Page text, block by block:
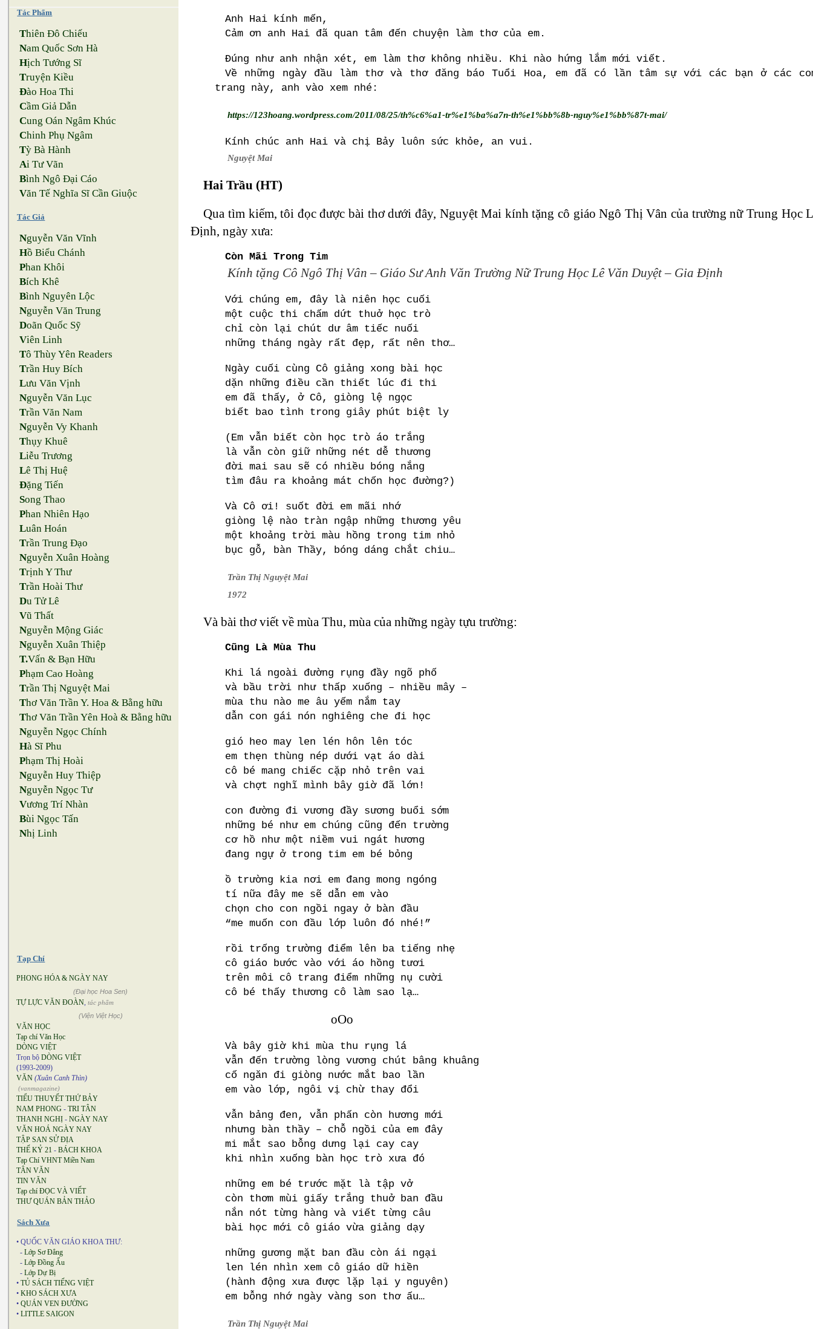
Tác Phẩm
Thiên Đô Chiếu
Nam Quốc Sơn Hà
Hịch Tướng Sĩ
Truyện Kiều
Đào Hoa Thi
Cầm Giả Dẫn
Cung Oán Ngâm Khúc
Chinh Phụ Ngâm
Tỳ Bà Hành
Ai Tư Vãn
Bình Ngô Đại Cáo
Văn Tế Nghĩa Sĩ Cần Giuộc
Tác Giả
Nguyễn Văn Vĩnh
Hồ Biểu Chánh
Phan Khôi
Bích Khê
Bình Nguyên Lộc
Nguyễn Văn Trung
Doãn Quốc Sỹ
Viên Linh
Tô Thùy Yên Readers
Trần Huy Bích
Lưu Văn Vịnh
Nguyễn Văn Lục
Trần Văn Nam
Nguyễn Vy Khanh
Thụy Khuê
Liễu Trương
Lê Thị Huệ
Đặng Tiến
Song Thao
Phan Nhiên Hạo
Luân Hoán
Trần Trung Đạo
Nguyễn Xuân Hoàng
Trịnh Y Thư
Trần Hoài Thư
Du Tử Lê
Vũ Thất
Nguyễn Mộng Giác
Nguyễn Xuân Thiệp
T.Vấn & Bạn Hữu
Phạm Cao Hoàng
Trần Thị Nguyệt Mai
Thơ Văn Trần Y. Hoa & Bằng hữu
Thơ Văn Trần Yên Hoà & Bằng hữu
Nguyễn Ngọc Chính
Hà Sĩ Phu
Phạm Thị Hoài
Nguyễn Huy Thiệp
Nguyễn Ngọc Tư
Vương Trí Nhàn
Bùi Ngọc Tấn
Nhị Linh
Tạp Chí
PHONG HÓA & NGÀY NAY
(Đại học Hoa Sen)
TỰ LỰC VĂN ĐOÀN, tác phẩm
(Viện Việt Học)
VĂN HỌC
Tạp chí Văn Học
DÒNG VIỆT
Trọn bộ DÒNG VIỆT
(1993-2009)
VĂN (Xuân Canh Thìn)
(vanmagazine)
TIỂU THUYẾT THỨ BẢY
NAM PHONG - TRI TÂN
THANH NGHỊ - NGÀY NAY
VĂN HOÁ NGÀY NAY
TẬP SAN SỬ ĐỊA
THẾ KỶ 21 - BÁCH KHOA
Tạp Chí VHNT Miền Nam
TÂN VĂN
TIN VĂN
Tạp chí ĐỌC VÀ VIẾT
THƯ QUÁN BẢN THẢO
Sách Xưa
• QUỐC VĂN GIÁO KHOA THƯ:
- Lớp Sơ Đẳng
- Lớp Đồng Ấu
- Lớp Dự Bị
• TỦ SÁCH TIẾNG VIỆT
• KHO SÁCH XƯA
• QUÁN VEN ĐƯỜNG
• LITTLE SAIGON
Anh Hai kính mến,
Cảm ơn anh Hai đã quan tâm đến chuyện làm thơ của em.
Đúng như anh nhận xét, em làm thơ không nhiều. Khi nào hứng lắm mới viết.
Về những ngày đầu làm thơ và thơ đăng báo Tuổi Hoa, em đã có lần tâm sự với các bạn ở các
trang này, anh vào xem nhé:
https://123hoang.wordpress.com/2011/08/25/th%c6%a1-tr%e1%ba%a7n-th%e1%bb%8b-nguy%e1%bb%87t-mai/
Kính chúc anh Hai và chị Bảy luôn sức khỏe, an vui.
Nguyệt Mai
Hai Trầu (HT)
Qua tìm kiếm, tôi đọc được bài thơ dưới đây, Nguyệt Mai kính tặng cô giáo Ngô Thị Vân của trường nữ Trung Học
Định, ngày xưa:
Còn Mãi Trong Tim
Kính tặng Cô Ngô Thị Vân – Giáo Sư Anh Văn Trường Nữ Trung Học Lê Văn Duyệt – Gia Định
Với chúng em, đây là niên học cuối
một cuộc thi chấm dứt thuở học trò
chỉ còn lại chút dư âm tiếc nuối
những tháng ngày rất đẹp, rất nên thơ…
Ngày cuối cùng Cô giảng xong bài học
dặn những điều cần thiết lúc đi thi
em đã thấy, ở Cô, giòng lệ ngọc
biết bao tình trong giây phút biệt ly
(Em vẫn biết còn học trò áo trắng
là vẫn còn giữ những nét dễ thương
đời mai sau sẽ có nhiều bóng nắng
tìm đâu ra khoảng mát chốn học đường?)
Và Cô ơi! suốt đời em mãi nhớ
giòng lệ nào tràn ngập những thương yêu
một khoảng trời màu hồng trong tim nhỏ
bục gỗ, bàn Thầy, bóng dáng chắt chiu…
Trần Thị Nguyệt Mai
1972
Và bài thơ viết về mùa Thu, mùa của những ngày tựu trường:
Cũng Là Mùa Thu
Khi lá ngoài đường rụng đầy ngõ phố
và bầu trời như thấp xuống – nhiều mây –
mùa thu nào me âu yếm nắm tay
dẫn con gái nón nghiêng che đi học
gió heo may len lén hôn lên tóc
em thẹn thùng nép dưới vạt áo dài
cô bé mang chiếc cặp nhỏ trên vai
và chợt nghĩ mình bây giờ đã lớn!
con đường đi vương đầy sương buổi sớm
những bé như em chúng cũng đến trường
cơ hồ như một niềm vui ngát hương
đang ngự ở trong tim em bé bỏng
ồ trường kia nơi em đang mong ngóng
tí nữa đây me sẽ dẫn em vào
chọn cho con ngồi ngay ở bàn đầu
“me muốn con đầu lớp luôn đó nhé!”
rồi trống trường điểm lên ba tiếng nhẹ
cô giáo bước vào với áo hồng tươi
trên môi cô trang điểm những nụ cười
cô bé thấy thương cô làm sao lạ…
oOo
Và bây giờ khi mùa thu rụng lá
vẫn đến trường lòng vương chút bâng khuâng
cố ngăn đi giòng nước mắt bao lần
em vào lớp, ngôi vị chừ thay đổi
vẫn bảng đen, vẫn phấn còn hương mới
nhưng bàn thầy – chỗ ngồi của em đây
mi mắt sao bỗng dưng lại cay cay
khi nhìn xuống bàn học trò xưa đó
những em bé trước mặt là tập vở
còn thơm mùi giấy trắng thuở ban đầu
nắn nót từng hàng và viết từng câu
bài học mới cô giáo vừa giảng dạy
những gương mặt ban đầu còn ái ngại
len lén nhìn xem cô giáo dữ hiền
(hành động xưa được lặp lại y nguyên)
em bỗng nhớ ngày vàng son thơ ấu…
Trần Thị Nguyệt Mai